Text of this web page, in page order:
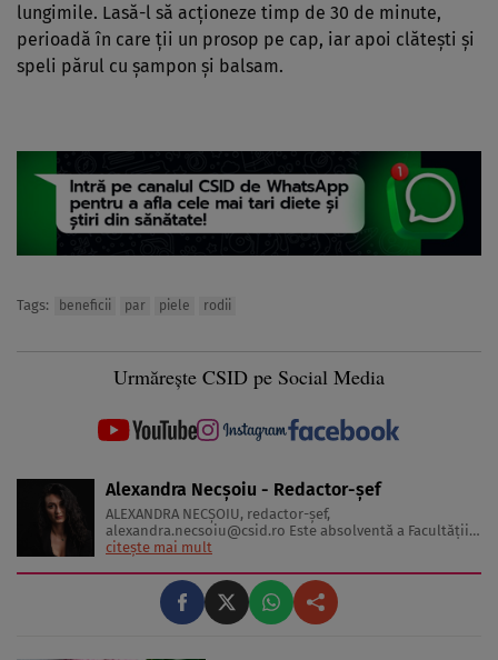
lungimile. Lasă-l să acţioneze timp de 30 de minute,
perioadă în care ţii un prosop pe cap, iar apoi clăteşti şi
speli părul cu şampon şi balsam.
Tags: beneficii par piele rodii
Urmărește CSID pe Social Media
Alexandra Necșoiu - Redactor-șef
ALEXANDRA NECŞOIU, redactor-șef,
alexandra.necsoiu@csid.ro Este absolventă a Facultăţii
de Jurnalism şi Ştiinţele Comunicării şi deţine o diplomă
Iubeşte să scrie şi nu se vede făcând altceva, acesta fiind
visul ei încă de pe ...
citește mai mult